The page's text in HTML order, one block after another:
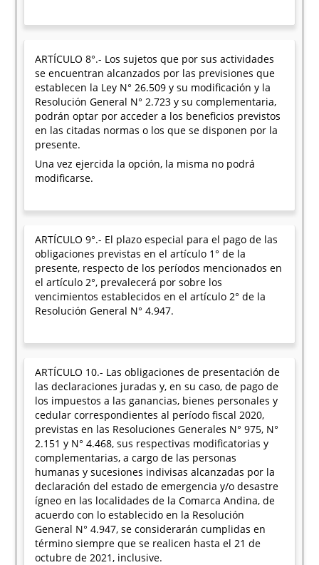
ARTÍCULO 8°.- Los sujetos que por sus actividades
se encuentran alcanzados por las previsiones que
establecen la Ley N° 26.509 y su modificación y la
Resolución General N° 2.723 y su complementaria,
podrán optar por acceder a los beneficios previstos
en las citadas normas o los que se disponen por la
presente.
Una vez ejercida la opción, la misma no podrá
modificarse.
ARTÍCULO 9°.- El plazo especial para el pago de las
obligaciones previstas en el artículo 1° de la
presente, respecto de los períodos mencionados en
el artículo 2°, prevalecerá por sobre los
vencimientos establecidos en el artículo 2° de la
Resolución General N° 4.947.
ARTÍCULO 10.- Las obligaciones de presentación de
las declaraciones juradas y, en su caso, de pago de
los impuestos a las ganancias, bienes personales y
cedular correspondientes al período fiscal 2020,
previstas en las Resoluciones Generales N° 975, N°
2.151 y N° 4.468, sus respectivas modificatorias y
complementarias, a cargo de las personas
humanas y sucesiones indivisas alcanzadas por la
declaración del estado de emergencia y/o desastre
ígneo en las localidades de la Comarca Andina, de
acuerdo con lo establecido en la Resolución
General N° 4.947, se considerarán cumplidas en
término siempre que se realicen hasta el 21 de
octubre de 2021, inclusive.